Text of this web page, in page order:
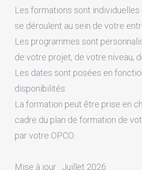
Les formations sont individuelles
se déroulent au sein de votre
Les programmes sont
de votre projet, de votre niveau,
Les dates sont posées en
disponibilités.
La formation peut être prise en
cadre du plan de formation de
par votre OPCO.
Mise à jour : Juillet 2026